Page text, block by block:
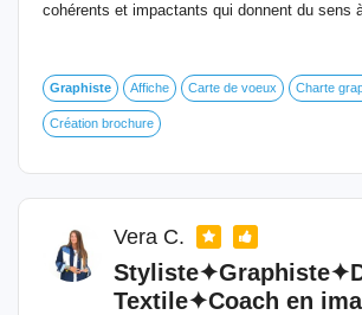
cohérents et impactants qui donnent du sens
Graphiste Affiche Carte de voeux Charte
Création brochure
Vera C.
Textile✦Coach en